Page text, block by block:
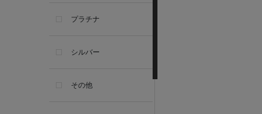
プラチナ
シルバー
その他